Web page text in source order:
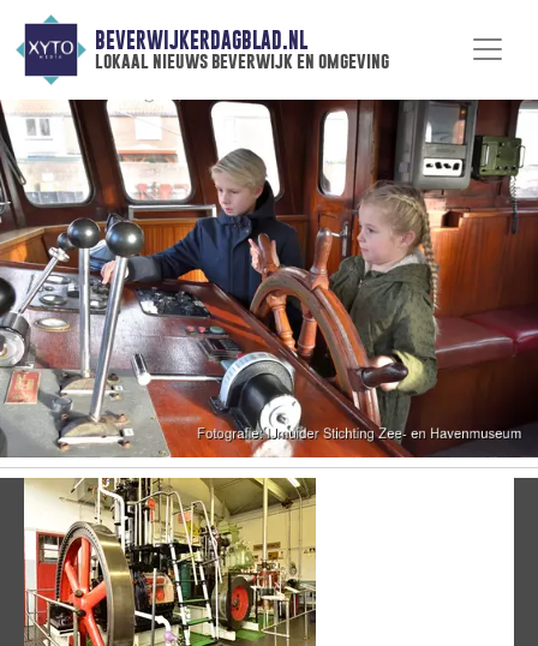
BEVERWIJKERDAGBLAD.NL
lokaal nieuws beverwijk en omgeving
Vorige